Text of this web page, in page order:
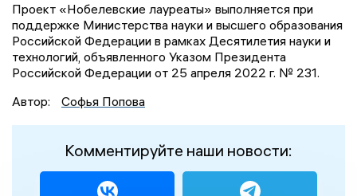
Проект «Нобелевские лауреаты» выполняется при
поддержке Министерства науки и высшего образования
Российской Федерации в рамках Десятилетия науки и
технологий, объявленного Указом Президента
Российской Федерации от 25 апреля 2022 г. № 231.
Автор:
Софья Попова
Комментируйте наши новости: